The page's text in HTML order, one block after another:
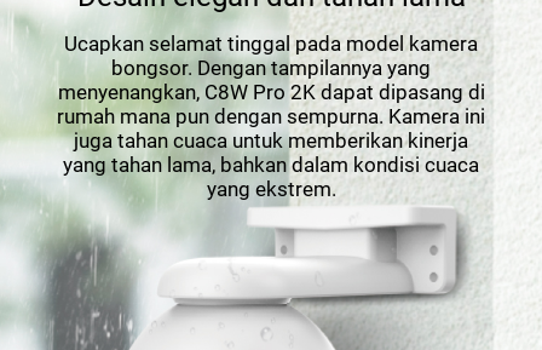
Ucapkan selamat tinggal pada model kamera
bongsor. Dengan tampilannya yang
menyenangkan, C8W Pro 2K dapat dipasang di
rumah mana pun dengan sempurna. Kamera ini
juga tahan cuaca untuk memberikan kinerja
yang tahan lama, bahkan dalam kondisi cuaca
yang ekstrem.